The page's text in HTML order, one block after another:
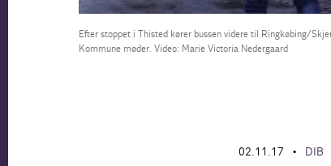
Efter stoppet i Thisted kører bussen videre til Ringkøbing/
Kommune møder. Video: Marie Victoria Nedergaard
02.11.17 • DIB